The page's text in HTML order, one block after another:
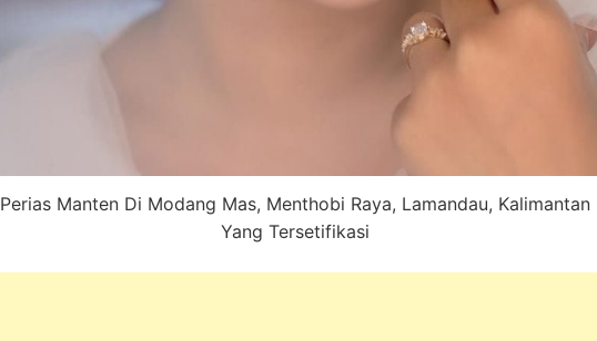
Perias Manten Di Modang Mas, Menthobi Raya, Lamandau, Kalimantan
Yang Tersetifikasi